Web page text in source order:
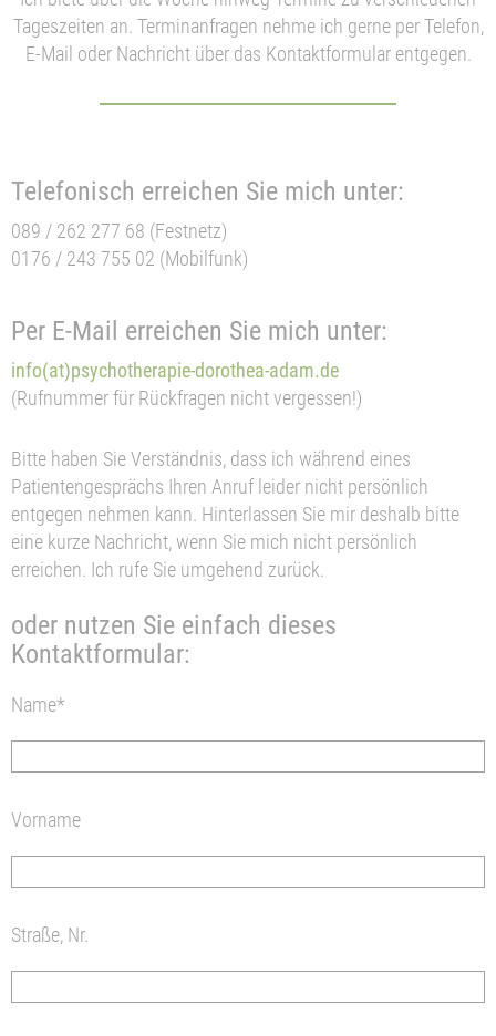
Tageszeiten an. Terminanfragen nehme ich gerne per Telefon,
E-Mail oder Nachricht über das Kontaktformular entgegen.
Telefonisch erreichen Sie mich unter:
089 / 262 277 68 (Festnetz)
0176 / 243 755 02 (Mobilfunk)
Per E-Mail erreichen Sie mich unter:
info(at)psychotherapie-dorothea-adam.de
(Rufnummer für Rückfragen nicht vergessen!)
Bitte haben Sie Verständnis, dass ich während eines
Patientengesprächs Ihren Anruf leider nicht persönlich
entgegen nehmen kann. Hinterlassen Sie mir deshalb bitte
eine kurze Nachricht, wenn Sie mich nicht persönlich
erreichen. Ich rufe Sie umgehend zurück.
oder nutzen Sie einfach dieses
Kontaktformular:
Name*
Vorname
Straße, Nr.